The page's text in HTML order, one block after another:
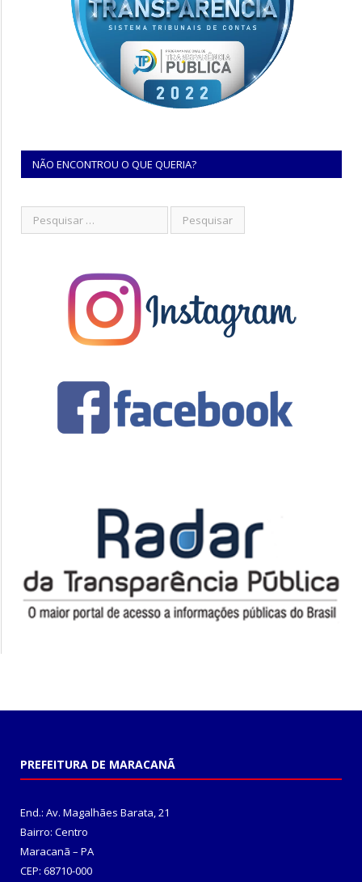
NÃO ENCONTROU O QUE QUERIA?
PREFEITURA DE MARACANÃ
End.: Av. Magalhães Barata, 21
Bairro: Centro
Maracanã – PA
CEP: 68710-000